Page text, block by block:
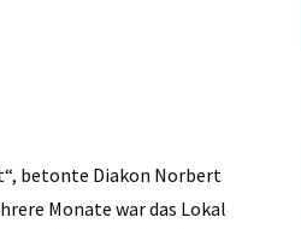
betonte Diakon Norbert
Monate war das Lokal